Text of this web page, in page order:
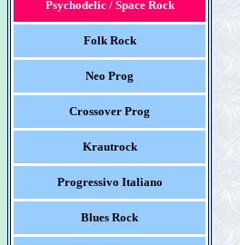
Psychodelic / Space Rock
Folk Rock
Neo Prog
Crossover Prog
Krautrock
Progressivo Italiano
Blues Rock